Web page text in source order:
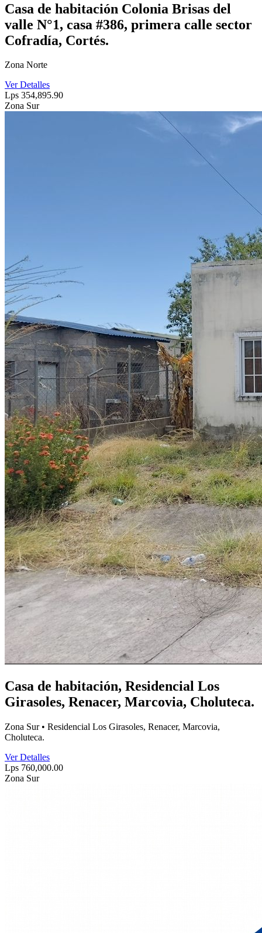
Casa de habitación Colonia Brisas del
valle N°1, casa #386, primera calle sector
Cofradía, Cortés.
Zona Norte
Ver Detalles
Lps 354,895.90
Zona Sur
Casa de habitación, Residencial Los
Girasoles, Renacer, Marcovia, Choluteca.
Zona Sur • Residencial Los Girasoles, Renacer, Marcovia,
Choluteca.
Ver Detalles
Lps 760,000.00
Zona Sur